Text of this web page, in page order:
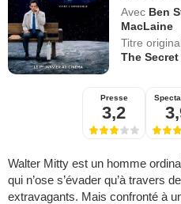
Avec Ben
MacLaine
Titre
The
Presse
3,2
Walter Mitty est un homme
qui n’ose s’évader qu’à travers
extravagants. Mais confronté à